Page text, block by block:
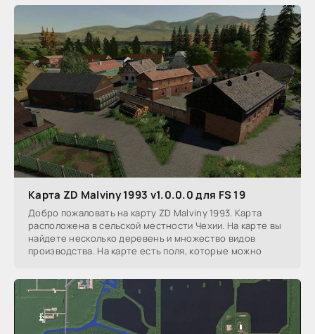
Карта ZD Malviny 1993 v1.0.0.0 для FS 19
Добро пожаловать на карту ZD Malviny 1993. Карта
расположена в сельской местности Чехии. На карте вы
найдете несколько деревень и множество видов
производства. На карте есть поля, которые можно